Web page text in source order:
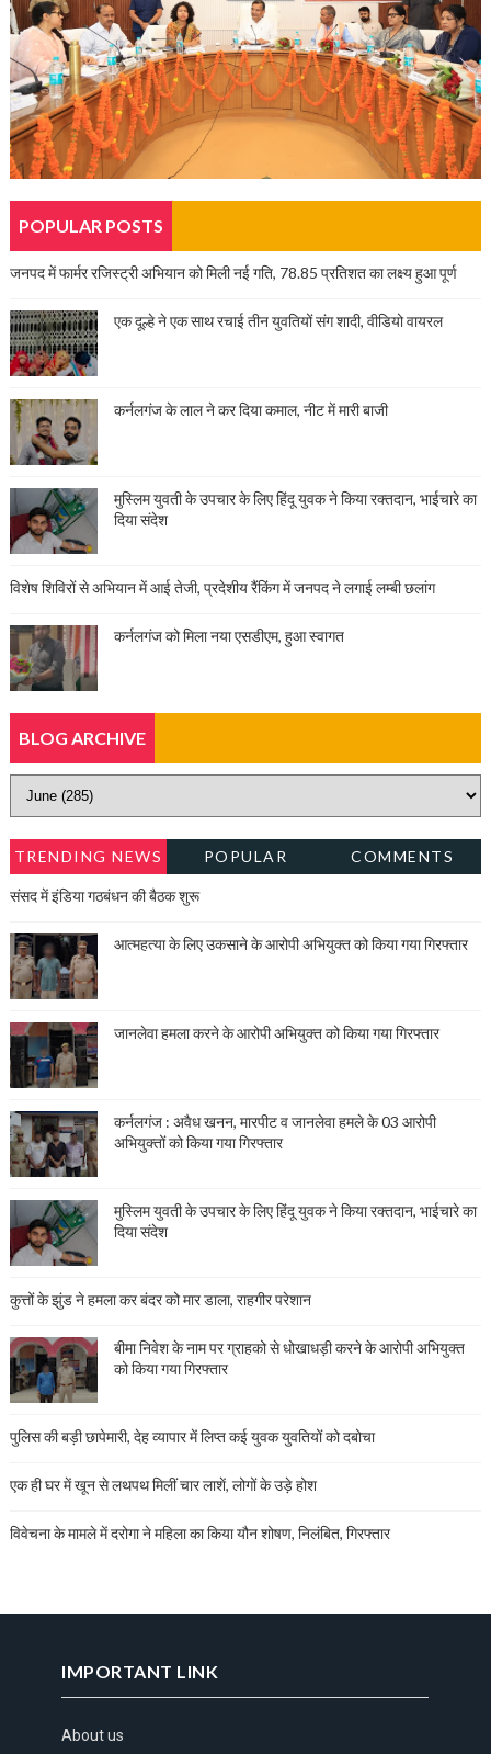
POPULAR POSTS
जनपद में फार्मर रजिस्ट्री अभियान को मिली नई गति, 78.85 प्रतिशत का लक्ष्य हुआ पूर्ण
एक दूल्हे ने एक साथ रचाई तीन युवतियों संग शादी, वीडियो वायरल
कर्नलगंज के लाल ने कर दिया कमाल, नीट में मारी बाजी
मुस्लिम युवती के उपचार के लिए हिंदू युवक ने किया रक्तदान, भाईचारे का
दिया संदेश
विशेष शिविरों से अभियान में आई तेजी, प्रदेशीय रैंकिंग में जनपद ने लगाई लम्बी छलांग
कर्नलगंज को मिला नया एसडीएम, हुआ स्वागत
BLOG ARCHIVE
TRENDING NEWS POPULAR COMMENTS
संसद में इंडिया गठबंधन की बैठक शुरू
आत्महत्या के लिए उकसाने के आरोपी अभियुक्त को किया गया गिरफ्तार
जानलेवा हमला करने के आरोपी अभियुक्त को किया गया गिरफ्तार
कर्नलगंज : अवैध खनन, मारपीट व जानलेवा हमले के 03 आरोपी
अभियुक्तों को किया गया गिरफ्तार
मुस्लिम युवती के उपचार के लिए हिंदू युवक ने किया रक्तदान, भाईचारे का
दिया संदेश
कुत्तों के झुंड ने हमला कर बंदर को मार डाला, राहगीर परेशान
बीमा निवेश के नाम पर ग्राहको से धोखाधड़ी करने के आरोपी अभियुक्त
को किया गया गिरफ्तार
पुलिस की बड़ी छापेमारी, देह व्यापार में लिप्त कई युवक युवतियों को दबोचा
एक ही घर में खून से लथपथ मिलीं चार लाशें, लोगों के उड़े होश
विवेचना के मामले में दरोगा ने महिला का किया यौन शोषण, निलंबित, गिरफ्तार
IMPORTANT LINK
About us